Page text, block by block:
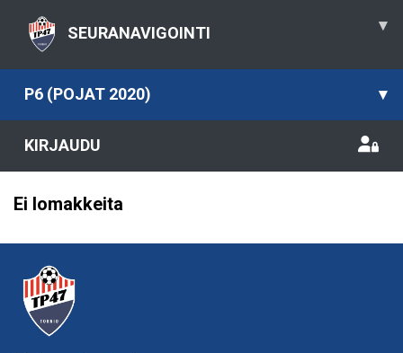
SEURANAVIGOINTI ▾
P6 (POJAT 2020) ▾
KIRJAUDU
Ei lomakkeita